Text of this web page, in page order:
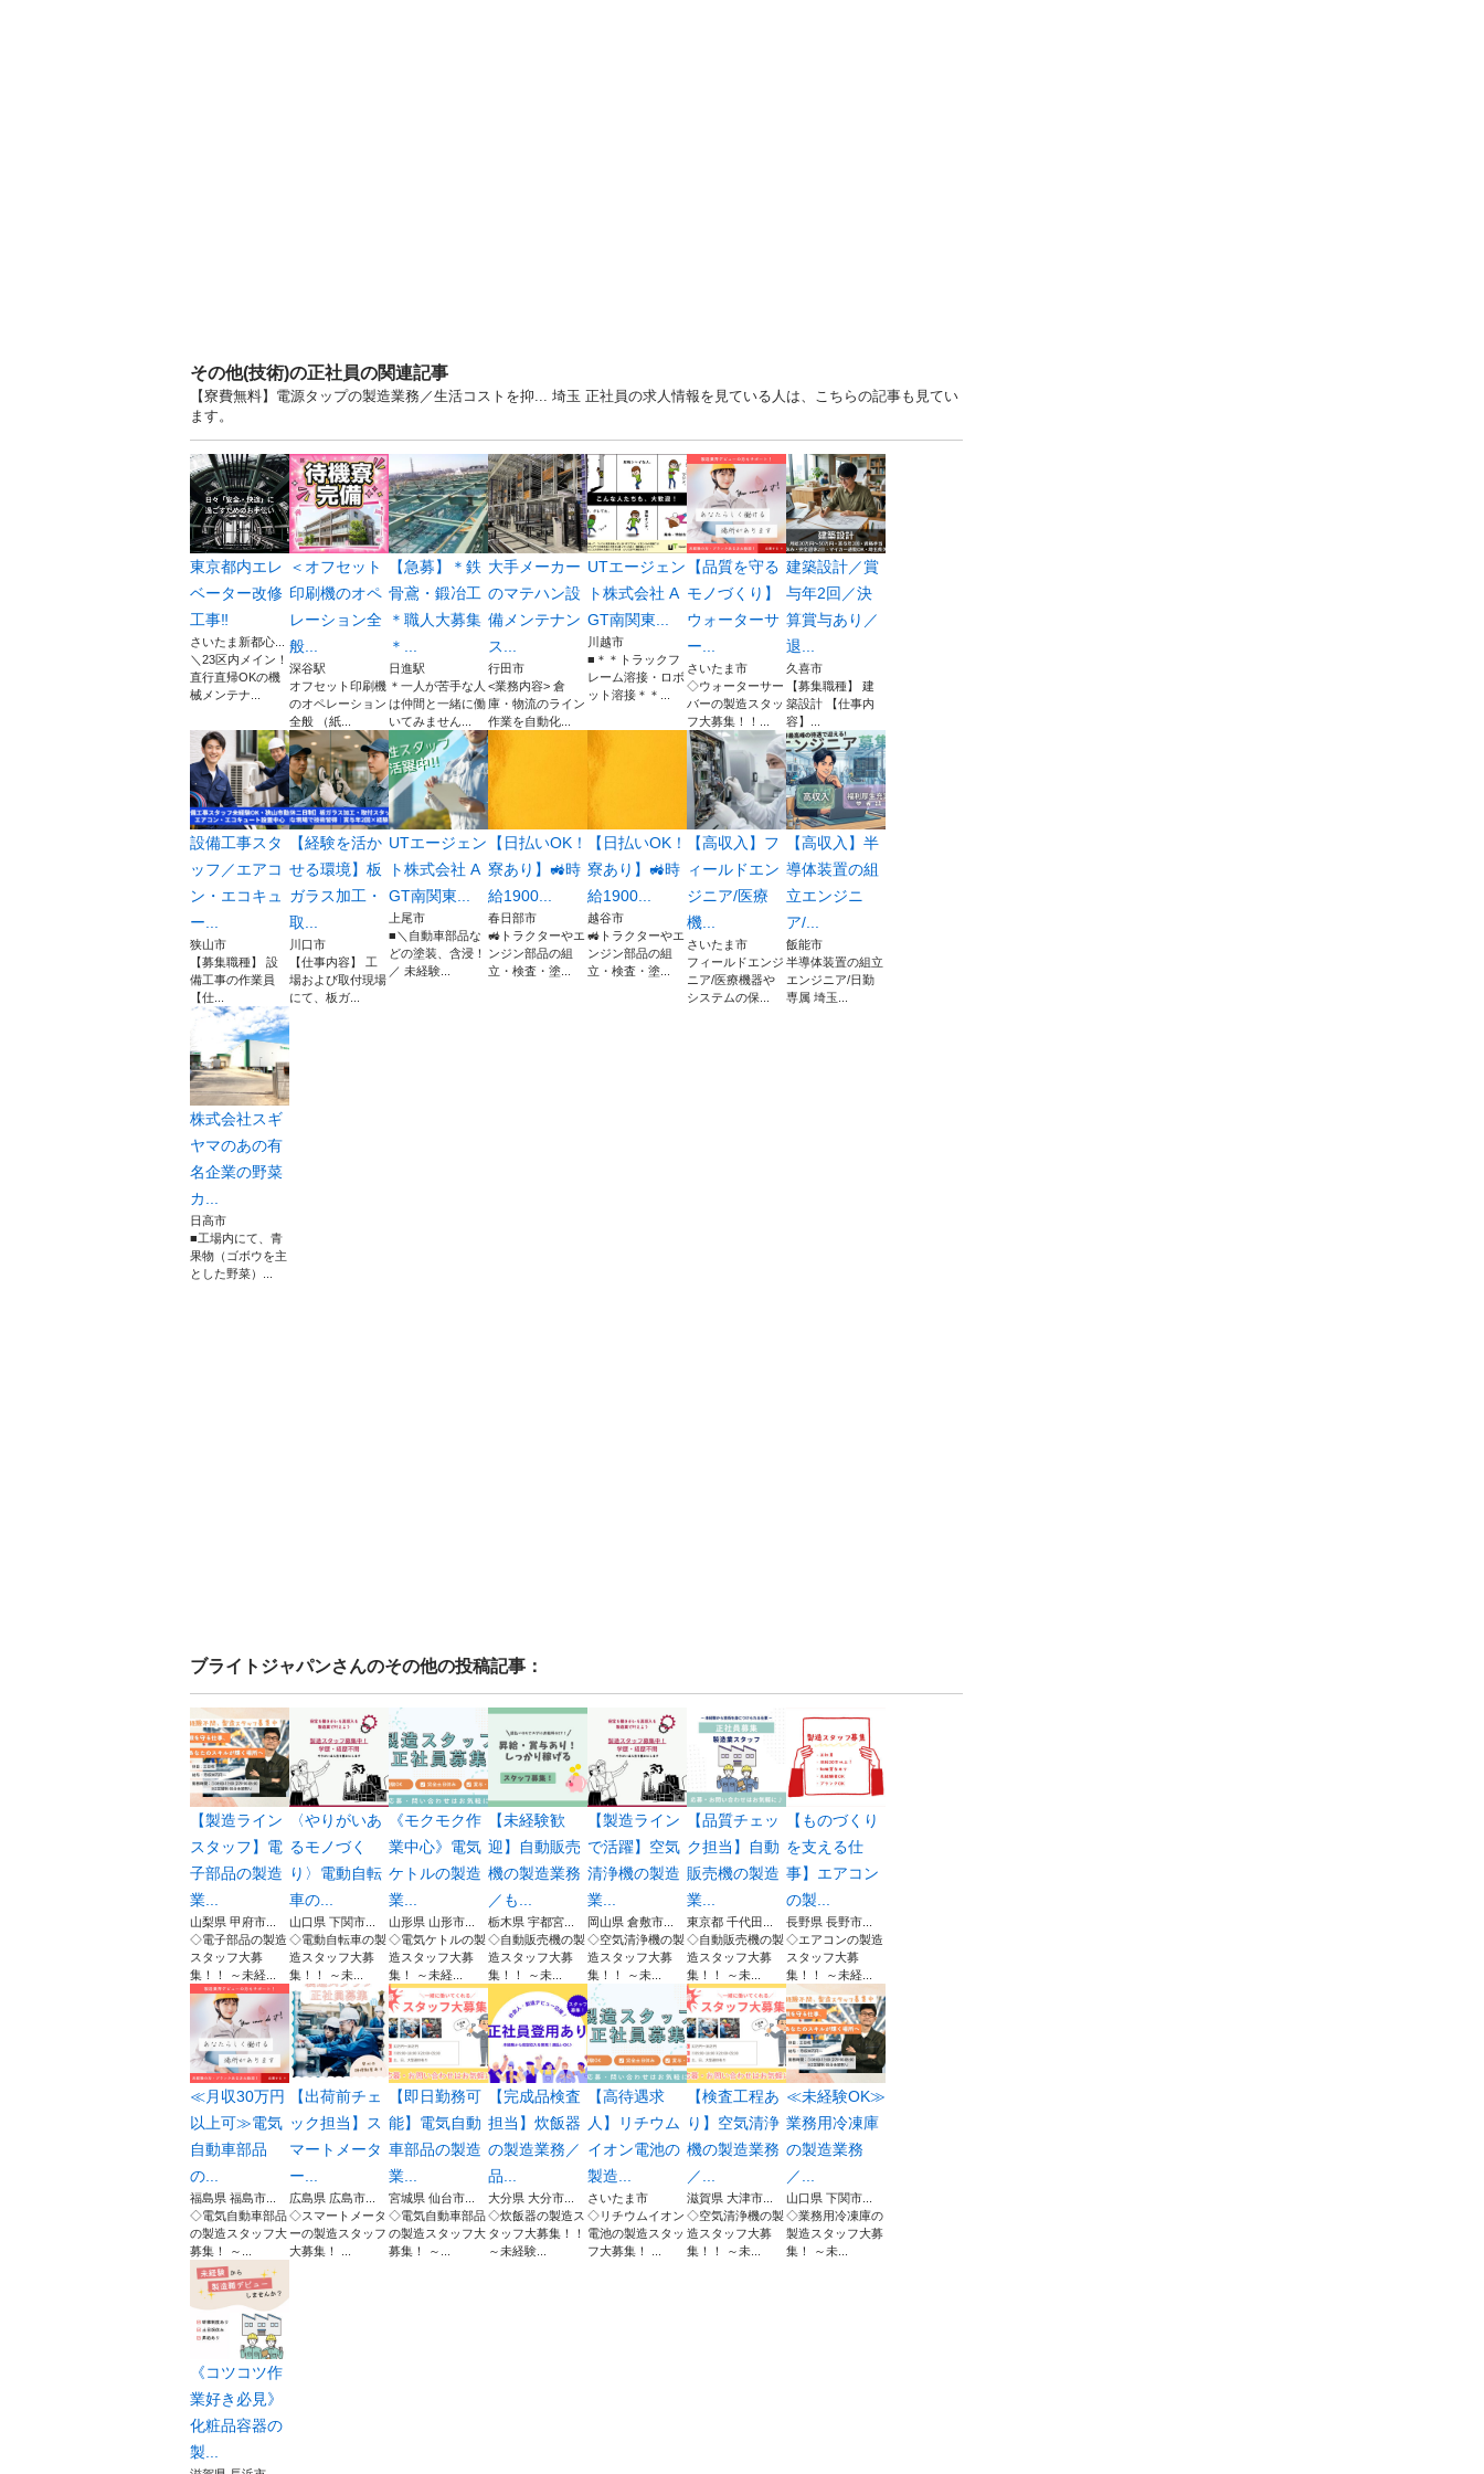
その他(技術)の正社員の関連記事
【寮費無料】電源タップの製造業務／生活コストを抑... 埼玉 正社員の求人情報を見ている人は、こちらの記事も見てい
ます。
東京都内エレ
ベーター改修
工事‼️
さいたま新都心...
＼23区内メイン！
直行直帰OKの機
械メンテナ...
＜オフセット
印刷機のオペ
レーション全
般...
深谷駅
オフセット印刷機
のオペレーション
全般 （紙...
【急募】＊鉄
骨鳶・鍛冶工
＊職人大募集
＊...
日進駅
＊一人が苦手な人
は仲間と一緒に働
いてみません...
大手メーカー
のマテハン設
備メンテナン
ス...
行田市
<業務内容> 倉
庫・物流のライン
作業を自動化...
UTエージェン
ト株式会社 A
GT南関東...
川越市
■＊＊トラックフ
レーム溶接・ロボ
ット溶接＊＊...
【品質を守る
モノづくり】
ウォーターサ
ー...
さいたま市
◇ウォーターサー
バーの製造スタッ
フ大募集！！...
建築設計／賞
与年2回／決
算賞与あり／
退...
久喜市
【募集職種】 建
築設計 【仕事内
容】...
設備工事スタ
ッフ／エアコ
ン・エコキュ
ー...
狭山市
【募集職種】 設
備工事の作業員
【仕...
【経験を活か
せる環境】板
ガラス加工・
取...
川口市
【仕事内容】 工
場および取付現場
にて、板ガ...
UTエージェン
ト株式会社 A
GT南関東...
上尾市
■＼自動車部品な
どの塗装、含浸！
／ 未経験...
【日払いOK！
寮あり】🚜時
給1900...
春日部市
🚜トラクターやエ
ンジン部品の組
立・検査・塗...
【日払いOK！
寮あり】🚜時
給1900...
越谷市
🚜トラクターやエ
ンジン部品の組
立・検査・塗...
【高収入】フ
ィールドエン
ジニア/医療
機...
さいたま市
フィールドエンジ
ニア/医療機器や
システムの保...
【高収入】半
導体装置の組
立エンジニ
ア/...
飯能市
半導体装置の組立
エンジニア/日勤
専属 埼玉...
株式会社スギ
ヤマのあの有
名企業の野菜
カ...
日高市
■工場内にて、青
果物（ゴボウを主
とした野菜）...
ブライトジャパンさんのその他の投稿記事：
【製造ライン
スタッフ】電
子部品の製造
業...
山梨県 甲府市...
◇電子部品の製造
スタッフ大募
集！！ ～未経...
〈やりがいあ
るモノづく
り〉電動自転
車の...
山口県 下関市...
◇電動自転車の製
造スタッフ大募
集！！ ～未...
《モクモク作
業中心》電気
ケトルの製造
業...
山形県 山形市...
◇電気ケトルの製
造スタッフ大募
集！ ～未経...
【未経験歓
迎】自動販売
機の製造業務
／も...
栃木県 宇都宮...
◇自動販売機の製
造スタッフ大募
集！！ ～未...
【製造ライン
で活躍】空気
清浄機の製造
業...
岡山県 倉敷市...
◇空気清浄機の製
造スタッフ大募
集！！ ～未...
【品質チェッ
ク担当】自動
販売機の製造
業...
東京都 千代田...
◇自動販売機の製
造スタッフ大募
集！！ ～未...
【ものづくり
を支える仕
事】エアコン
の製...
長野県 長野市...
◇エアコンの製造
スタッフ大募
集！！ ～未経...
≪月収30万円
以上可≫電気
自動車部品
の...
福島県 福島市...
◇電気自動車部品
の製造スタッフ大
募集！ ～...
【出荷前チェ
ック担当】ス
マートメータ
ー...
広島県 広島市...
◇スマートメータ
ーの製造スタッフ
大募集！ ...
【即日勤務可
能】電気自動
車部品の製造
業...
宮城県 仙台市...
◇電気自動車部品
の製造スタッフ大
募集！ ～...
【完成品検査
担当】炊飯器
の製造業務／
品...
大分県 大分市...
◇炊飯器の製造ス
タッフ大募集！！
～未経験...
【高待遇求
人】リチウム
イオン電池の
製造...
さいたま市
◇リチウムイオン
電池の製造スタッ
フ大募集！ ...
【検査工程あ
り】空気清浄
機の製造業務
／...
滋賀県 大津市...
◇空気清浄機の製
造スタッフ大募
集！！ ～未...
≪未経験OK≫
業務用冷凍庫
の製造業務
／...
山口県 下関市...
◇業務用冷凍庫の
製造スタッフ大募
集！ ～未...
《コツコツ作
業好き必見》
化粧品容器の
製...